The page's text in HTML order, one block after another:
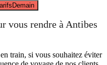
Demain
vous rendre à Antibes
train, si vous souhaitez éviter